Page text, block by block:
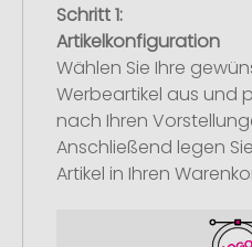
Schritt 1:
Artikelkonfiguration
Wählen Sie Ihre
Werbeartikel aus und
nach Ihren
Anschließend legen
Artikel in Ihren